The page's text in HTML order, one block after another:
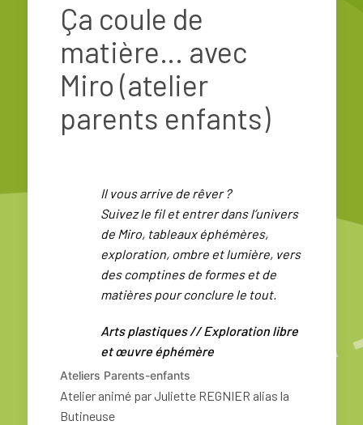
Ça coule de
matière… avec
Miro (atelier
parents enfants)
Il vous arrive de rêver ?
Suivez le fil et entrer dans l’univers
de Miro, tableaux éphémères,
exploration, ombre et lumière, vers
des comptines de formeset de
matières pour conclure le tout.
Arts plastiques // Exploration libre
et œuvre éphémère
Ateliers Parents-enfants
Atelier animé par Juliette REGNIER alias la
Butineuse